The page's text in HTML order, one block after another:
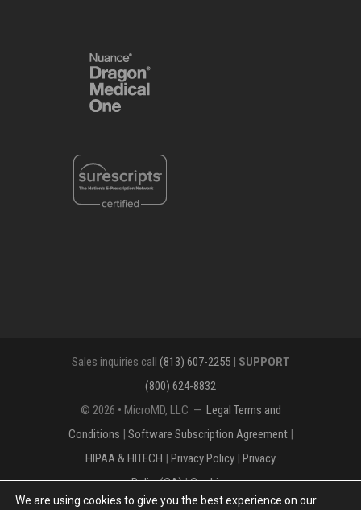
Sales inquiries call (813) 607-2255| SUPPORT
(800) 624-8832
© 2026 • MicroMD, LLC — Legal Terms and
Conditions | Software Subscription Agreement|
HIPAA & HITECH | Privacy Policy | Privacy
Policy(CA)|Cookies
The MICROMD Design mark is a registered
We are using cookies to give you the best experience on our